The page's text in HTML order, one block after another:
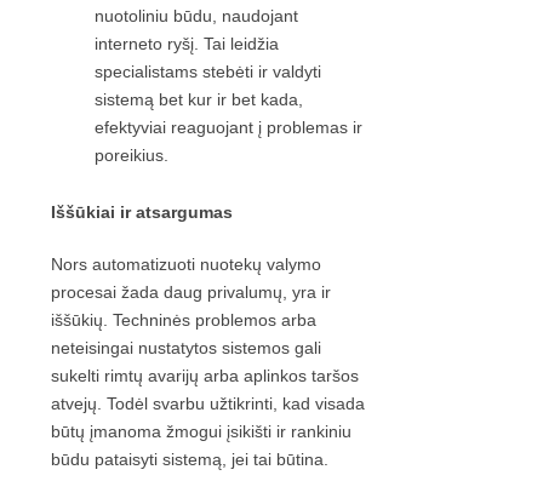
nuotoliniu būdu, naudojant
interneto ryšį. Tai leidžia
specialistams stebėti ir valdyti
sistemą bet kur ir bet kada,
efektyviai reaguojant į problemas ir
poreikius.
Iššūkiai ir atsargumas
Nors automatizuoti nuotekų valymo
procesai žada daug privalumų, yra ir
iššūkių. Techninės problemos arba
neteisingai nustatytos sistemos gali
sukelti rimtų avarijų arba aplinkos taršos
atvejų. Todėl svarbu užtikrinti, kad visada
būtų įmanoma žmogui įsikišti ir rankiniu
būdu pataisyti sistemą, jei tai būtina.